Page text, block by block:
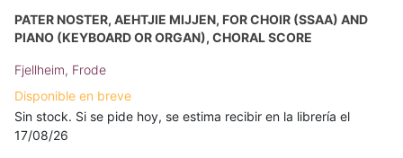
PATER NOSTER, AEHTJIE MIJJEN, FOR CHOIR (SSAA) AND
PIANO (KEYBOARD OR ORGAN), CHORAL SCORE
Fjellheim, Frode
Disponible en breve
Sin stock. Si se pide hoy, se estima recibir en la librería el
17/08/26